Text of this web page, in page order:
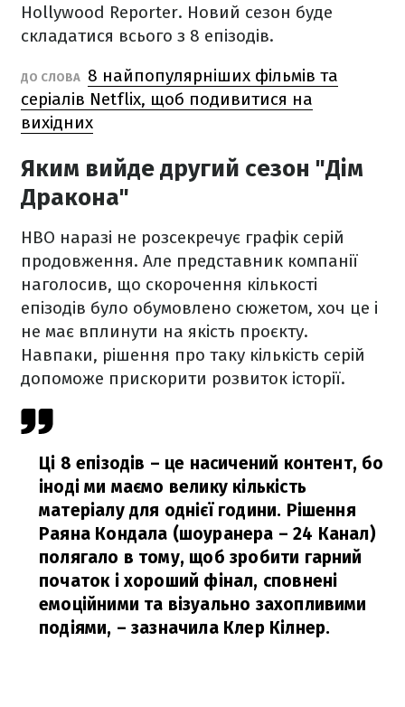
Hollywood Reporter. Новий сезон буде
складатися всього з 8 епізодів.
ДО СЛОВА 8 найпопулярніших фільмів та
серіалів Netflix, щоб подивитися на
вихідних
Яким вийде другий сезон "Дім
Дракона"
HBO наразі не розсекречує графік серій
продовження. Але представник компанії
наголосив, що скорочення кількості
епізодів було обумовлено сюжетом, хоч це і
не має вплинути на якість проєкту.
Навпаки, рішення про таку кількість серій
допоможе прискорити розвиток історії.
Ці 8 епізодів – це насичений контент, бо
іноді ми маємо велику кількість
матеріалу для однієї години. Рішення
Раяна Кондала (шоуранера – 24 Канал)
полягало в тому, щоб зробити гарний
початок і хороший фінал, сповнені
емоційними та візуально захопливими
подіями, – зазначила Клер Кілнер.